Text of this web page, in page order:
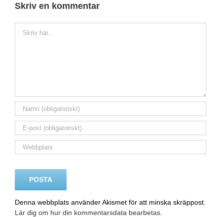
Skriv en kommentar
Denna webbplats använder Akismet för att minska skräppost.
Lär dig om hur din kommentarsdata bearbetas